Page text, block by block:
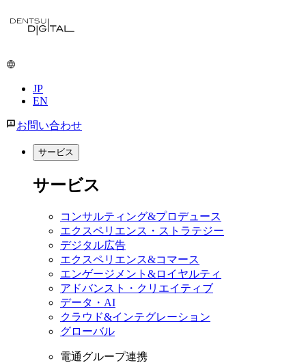
メ
コ
ツ
JP
EN
お問い合わせ
サービス
サービス
コンサルティング&プロデュース
エクスペリエンス・ストラテジー
デジタル広告
エクスペリエンス&コマース
エンゲージメント&ロイヤルティ
アドバンスト・クリエイティブ
データ・AI
クラウド&インテグレーション
グローバル
電通グループ連携